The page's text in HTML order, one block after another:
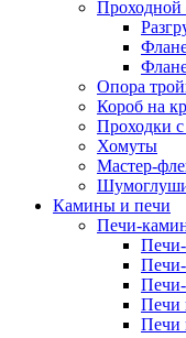
Проходной
Опора
Короб на
Проходки
Хомуты
Мастер-
Камины и печи
Печи-
Печи
Печи